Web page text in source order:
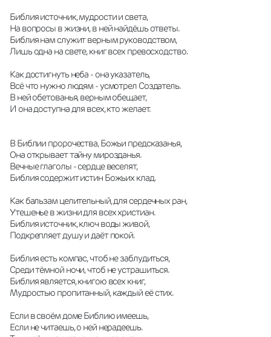
Библия источник, мудрости и света,
На вопросы в жизни, в ней найдёшь ответы.
Библия нам служит верным руководством,
Лишь одна на свете, книг всех превосходство.
Как достигнуть неба - она указатель,
Всё что нужно людям - усмотрел Создатель.
В ней обетованья, верным обещает,
И она доступна для всех, кто желает.
В Библии пророчества, Божьи предсказанья,
Она открывает тайну мирозданья.
Вечные глаголы - сердце веселят,
Библия содержит истин Божьих клад.
Как бальзам целительный, для сердечных ран,
Утешенье в жизни для всех христиан.
Библия источник, ключ воды живой,
Подкрепляет душу и даёт покой.
Библия есть компас, чтоб не заблудиться,
Среди тёмной ночи, чтоб не устрашиться.
Библия является, книгою всех книг,
Мудростью пропитанный, каждый её стих.
Если в своём доме Библию имеешь,
Если не читаешь, о ней нерадеешь.